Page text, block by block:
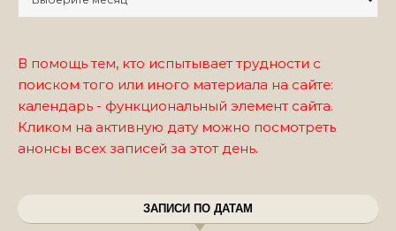
В помощь тем, кто испытывает трудности с
поиском того или иного материала на сайте:
календарь - функциональный элемент сайта.
Кликом на активную дату можно посмотреть
анонсы всех записей за этот день.
ЗАПИСИ ПО ДАТАМ